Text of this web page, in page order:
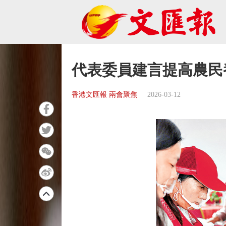
代表委員建言提高農
香港文匯報 兩會聚焦 2026-03-12